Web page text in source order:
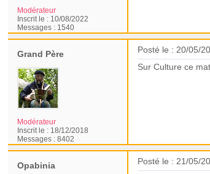
Modérateur
Inscrit le : 10/08/2022
Messages : 1540
Grand Père
Modérateur
Inscrit le : 18/12/2018
Messages :8402
Posté le : 20/05/
Sur Culture ce
Opabinia
Posté le : 21/05/